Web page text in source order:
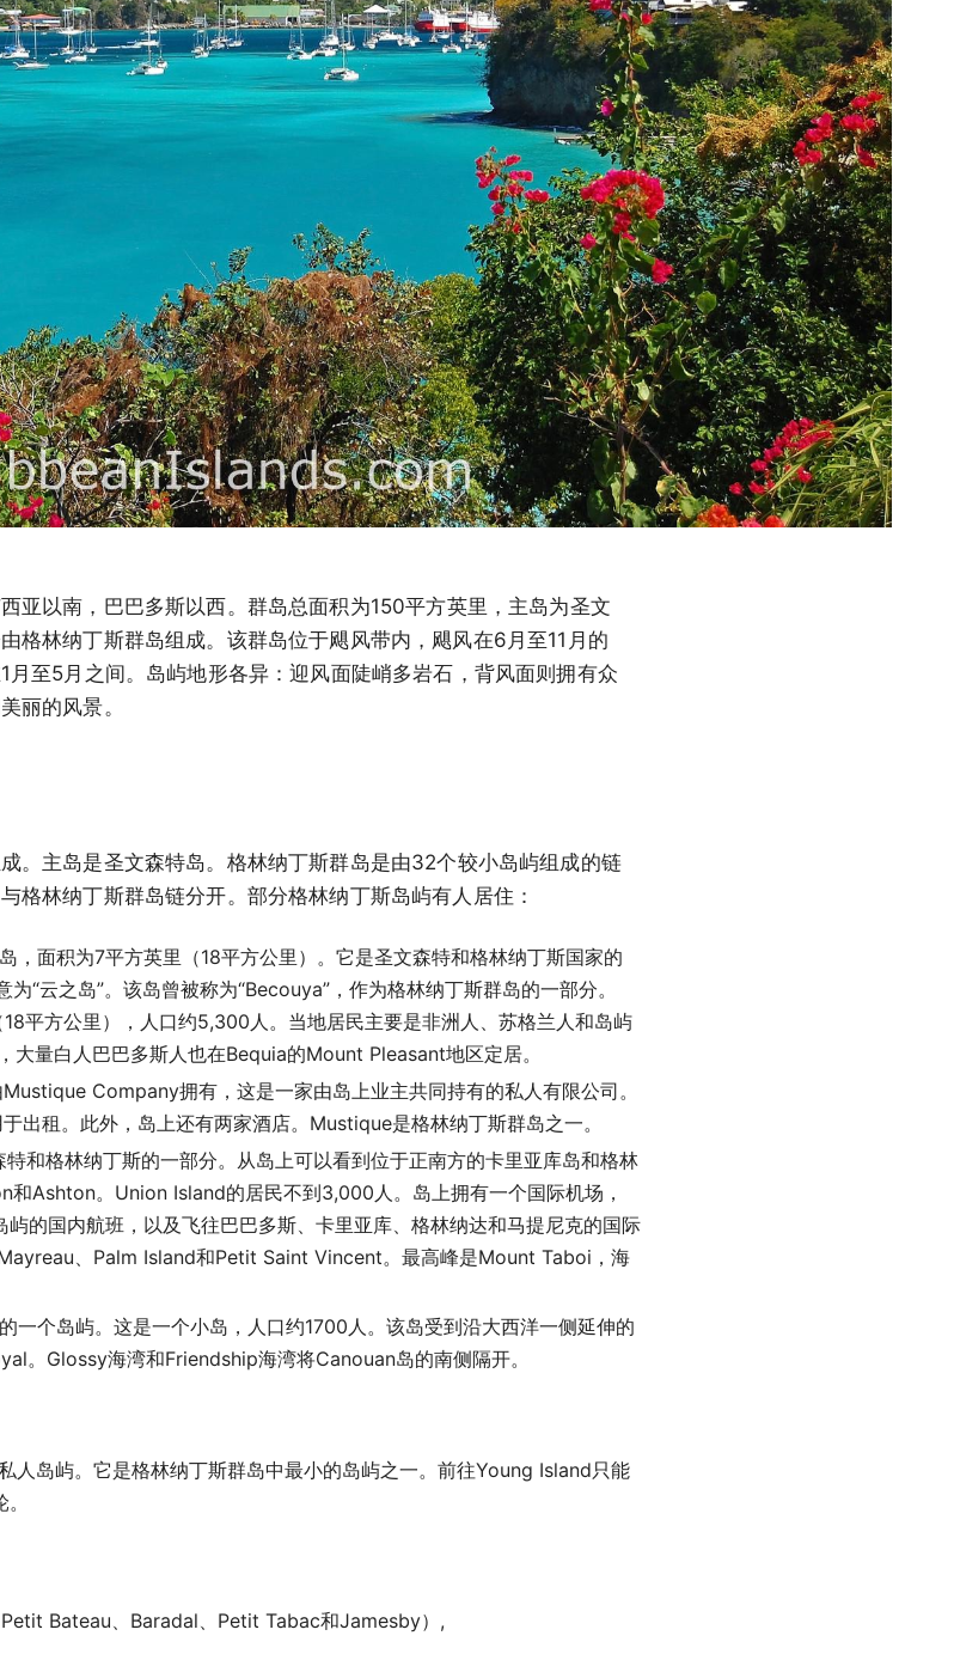
亚以南，巴巴多斯以西。群岛总面积为150平方英里，主岛为圣文
格林纳丁斯群岛组成。该群岛位于飓风带内，飓风在6月至11月的
至5月之间。岛屿地形各异：迎风面陡峭多岩石，背风面则拥有众
丽的风景。
。主岛是圣文森特岛。格林纳丁斯群岛是由32个较小岛屿组成的链
格林纳丁斯群岛链分开。部分格林纳丁斯岛屿有人居住：
，面积为7平方英里（18平方公里）。它是圣文森特和格林纳丁斯国家的
“云之岛”。该岛曾被称为“Becouya”，作为格林纳丁斯群岛的一部分。
平方公里），人口约5,300人。当地居民主要是非洲人、苏格兰人和岛屿
大量白人巴巴多斯人也在Bequia的Mount Pleasant地区定居。
Company拥有，这是一家由岛上业主共同持有的私人有限公司。
出租。此外，岛上还有两家酒店。Mustique是格林纳丁斯群岛之一。
和格林纳丁斯的一部分。从岛上可以看到位于正南方的卡里亚库岛和格林
Ashton。Union Island的居民不到3,000人。岛上拥有一个国际机场，
的国内航班，以及飞往巴巴多斯、卡里亚库、格林纳达和马提尼克的国际
、Palm Island和Petit Saint Vincent。最高峰是Mount Taboi，海
一个岛屿。这是一个小岛，人口约1700人。该岛受到沿大西洋一侧延伸的
。Glossy海湾和Friendship海湾将Canouan岛的南侧隔开。
人岛屿。它是格林纳丁斯群岛中最小的岛屿之一。前往Young Island只能
Bateau、Baradal、Petit Tabac和Jamesby）,